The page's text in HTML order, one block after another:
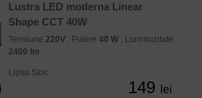
Lustra LED moderna Linear
Shape CCT 40W
Tensiune 220V , Putere 40 W , Luminozitate
2400 lm
Lipsa Stoc
149 lei